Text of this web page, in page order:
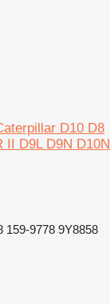
D10 D8
II D9L D9N D10N
159-9778 9Y8858